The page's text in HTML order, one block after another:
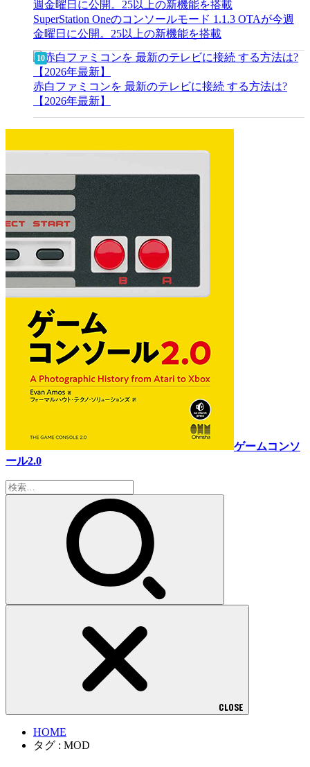
SuperStation Oneのコンソールモード 1.1.3 OTAが今週
金曜日に公開。25以上の新機能を搭載
赤白ファミコンを 最新のテレビに接続 する方法は?
【2026年最新】
ゲームコンソ
ール2.0
検
索:
CLOSE
HOME
タグ : MOD